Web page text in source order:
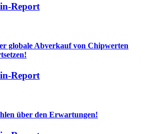
Report
globale Abverkauf von Chipwerten
Report
über den Erwartungen!